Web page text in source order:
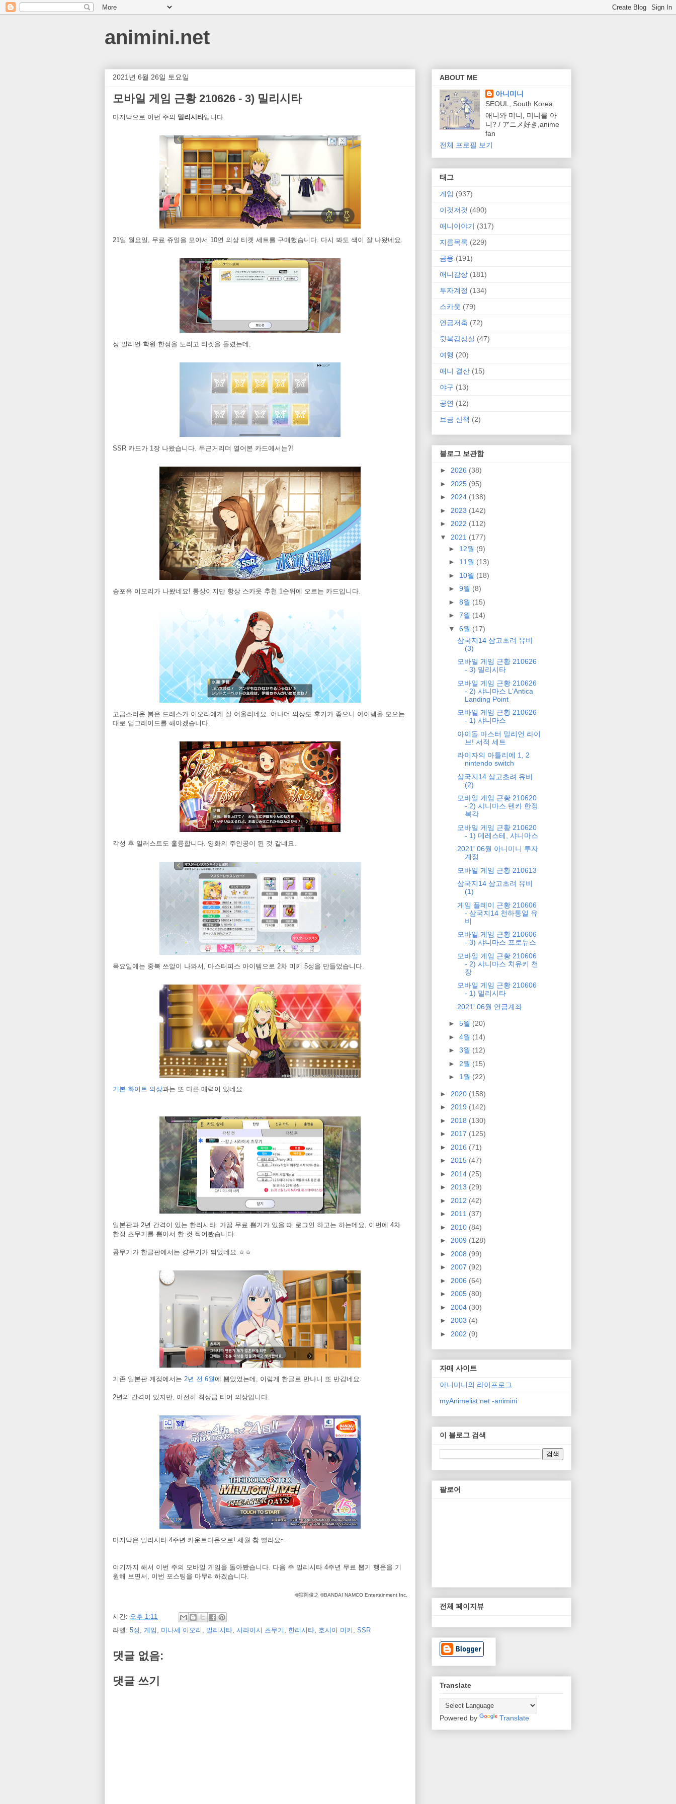
animini.net
2021년 6월 26일 토요일
모바일 게임 근황 210626 - 3) 밀리시타
마지막으로 이번 주의 밀리시타입니다.
21일 월요일, 무료 쥬얼을 모아서 10연 의상 티켓 세트를 구매했습니다. 다시 봐도 색이 잘 나왔네요.
성 밀리언 학원 한정을 노리고 티켓을 돌렸는데,
SSR 카드가 1장 나왔습니다. 두근거리며 열어본 카드에서는?!
송포유 이오리가 나왔네요! 통상이지만 항상 스카웃 추천 1순위에 오르는 카드입니다.
고급스러운 붉은 드레스가 이오리에게 잘 어울리네요. 어나더 의상도 후기가 좋으니 아이템을 모으는
대로 업그레이드를 해야겠습니다.
각성 후 일러스트도 훌륭합니다. 영화의 주인공이 된 것 같네요.
목요일에는 중복 쓰알이 나와서, 마스터피스 아이템으로 2차 미키 5성을 만들었습니다.
기본 화이트 의상과는 또 다른 매력이 있네요.
일본판과 2년 간격이 있는 한리시타. 가끔 무료 뽑기가 있을 때 로그인 하고는 하는데요, 이번에 4차
한정 츠무기를 뽑아서 한 컷 찍어봤습니다.
콩무기가 한글판에서는 컁무기가 되었네요.ㅎㅎ
기존 일본판 계정에서는 2년 전 6월에 뽑았었는데, 이렇게 한글로 만나니 또 반갑네요.
2년의 간격이 있지만, 여전히 최상급 티어 의상입니다.
마지막은 밀리시타 4주년 카운트다운으로! 세월 참 빨라요~.
여기까지 해서 이번 주의 모바일 게임을 돌아봤습니다. 다음 주 밀리시타 4주년 무료 뽑기 행운을 기
원해 보면서, 이번 포스팅을 마무리하겠습니다.
©窪岡俊之 ©BANDAI NAMCO Entertainment Inc.
시간: 오후 1:11
라벨: 5성 , 게임 , 미나세 이오리 , 밀리시타, 시라이시 츠무기 , 한리시타, 호시이 미키 , SSR
댓글 없음:
댓글 쓰기
ABOUT ME
아니미니
SEOUL, South Korea
애니와 미니, 미니를 아
니? / アニメ好き,anime
fan
전체 프로필 보기
태그
게임 (937)
이것저것 (490)
애니이야기 (317)
지름목록 (229)
금융 (191)
애니감상 (181)
투자계정 (134)
스카웃 (79)
연금저축 (72)
뒷북감상실 (47)
여행 (20)
애니 결산 (15)
야구 (13)
공연 (12)
브금 산책 (2)
블로그 보관함
► 2026 (38)
► 2025 (95)
► 2024 (138)
► 2023 (142)
► 2022 (112)
▼ 2021 (177)
► 12월 (9)
► 11월 (13)
► 10월 (18)
► 9월 (8)
► 8월 (15)
► 7월 (14)
▼ 6월 (17)
삼국지14 삼고초려 유비
(3)
모바일 게임 근황 210626
- 3) 밀리시타
모바일 게임 근황 210626
- 2) 샤니마스 L'Antica
Landing Point
모바일 게임 근황 210626
- 1) 샤니마스
아이돌 마스터 밀리언 라이
브! 서적 세트
라이자의 아틀리에 1, 2
nintendo switch
삼국지14 삼고초려 유비
(2)
모바일 게임 근황 210620
- 2) 샤니마스 텐카 한정
복각
모바일 게임 근황 210620
- 1) 데레스테, 샤니마스
2021' 06월 아니미니 투자
계정
모바일 게임 근황 210613
삼국지14 삼고초려 유비
(1)
게임 플레이 근황 210606
- 삼국지14 천하통일 유
비
모바일 게임 근황 210606
- 3) 샤니마스 프로듀스
모바일 게임 근황 210606
- 2) 샤니마스 치유키 천
장
모바일 게임 근황 210606
- 1) 밀리시타
2021' 06월 연금계좌
► 5월 (20)
► 4월 (14)
► 3월 (12)
► 2월 (15)
► 1월 (22)
► 2020 (158)
► 2019 (142)
► 2018 (130)
► 2017 (125)
► 2016 (71)
► 2015 (47)
► 2014 (25)
► 2013 (29)
► 2012 (42)
► 2011 (37)
► 2010 (84)
► 2009 (128)
► 2008 (99)
► 2007 (92)
► 2006 (64)
► 2005 (80)
► 2004 (30)
► 2003 (4)
► 2002 (9)
자매 사이트
아니미니의 라이프로그
myAnimelist.net -animini
이 블로그 검색
팔로어
전체 페이지뷰
Translate
Powered by Translate